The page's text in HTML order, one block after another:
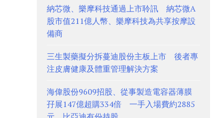
納芯微、樂摩科技通過上市聆訊 納芯微A
股市值211億人幣、樂摩科技為共享按摩設
備商
三生製藥擬分拆蔓迪股份主板上市 後者專
注皮膚健康及體重管理解決方案
海偉股份9609招股、從事製造電容器薄膜
孖展147億超購334倍 一手入場費約2885